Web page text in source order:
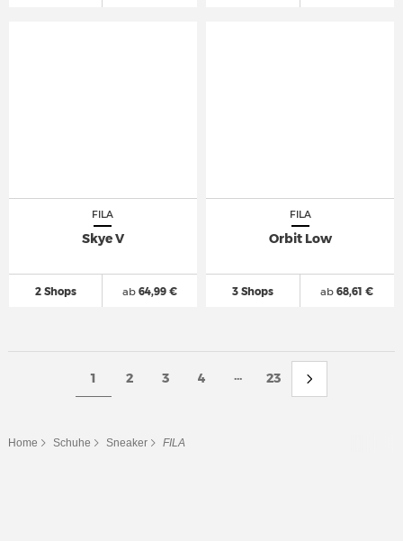
FILA
Skye V
2 Shops ab64,99 €
FILA
Orbit Low
3 Shops ab 68,61 €
1 2 3 4 ... 23
Home Schuhe Sneaker FILA